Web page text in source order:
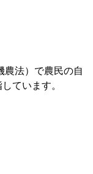
農法）で農民の自
ています。